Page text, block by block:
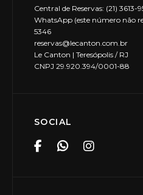
Central de Reservas: (21) 3613-
WhatsApp (este número não
5346
reservas@lecanton.com.br
Le Canton | Teresópolis / RJ
CNPJ 29.920.394/0001-88
SOCIAL